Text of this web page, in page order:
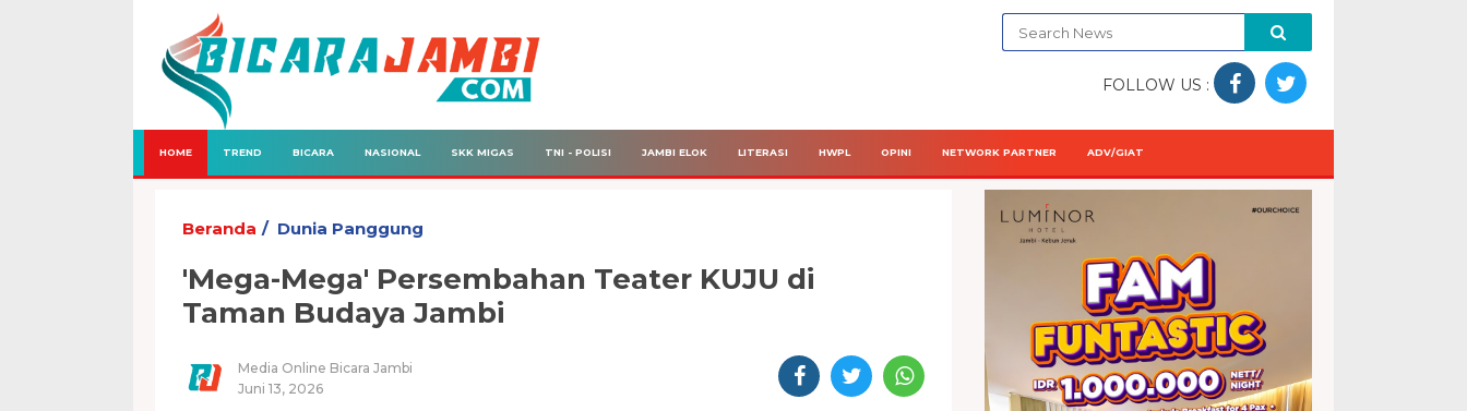
FOLLOW US :
HOME TREND BICARA NASIONAL SKK MIGAS TNI - POLISI JAMBI ELOK LITERASI HWPL OPINI NETWORK PARTNER ADV/GIAT
Beranda Dunia Panggung
'Mega-Mega' Persembahan Teater KUJU di
Taman Budaya Jambi
Media Online Bicara Jambi
Juni 13, 2026